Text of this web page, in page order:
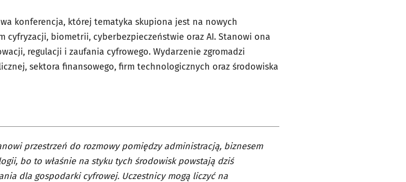
konferencja, której tematyka skupiona jest na nowych
cyfryzacji, biometrii, cyberbezpieczeństwie oraz AI. Stanowi ona
regulacji i zaufania cyfrowego. Wydarzenie zgromadzi
sektora finansowego, firm technologicznych oraz środowiska
przestrzeń do rozmowy pomiędzy administracją, biznesem
bo to właśnie na styku tych środowisk powstają dziś
dla gospodarki cyfrowej. Uczestnicy mogą liczyć na